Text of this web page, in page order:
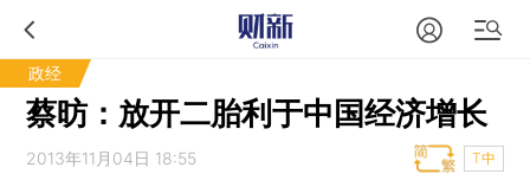
政经
蔡昉：放开二胎利于中国经济增长
2013年11月04日 18:55 T中